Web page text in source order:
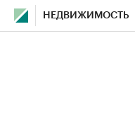
НЕДВИЖИМОСТЬ